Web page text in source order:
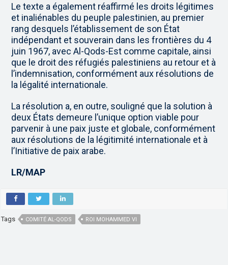
Le texte a également réaffirmé les droits légitimes
et inaliénables du peuple palestinien, au premier
rang desquels l’établissement de son État
indépendant et souverain dans les frontières du 4
juin 1967, avec Al-Qods-Est comme capitale, ainsi
que le droit des réfugiés palestiniens au retour et à
l’indemnisation, conformément aux résolutions de
la légalité internationale.
La résolution a, en outre, souligné que la solution à
deux États demeure l’unique option viable pour
parvenir à une paix juste et globale, conformément
aux résolutions de la légitimité internationale et à
l’Initiative de paix arabe.
LR/MAP
Tags COMITÉ AL-QODS ROI MOHAMMED VI